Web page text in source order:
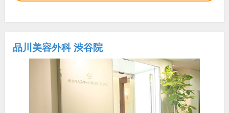
品川美容外科 渋谷院